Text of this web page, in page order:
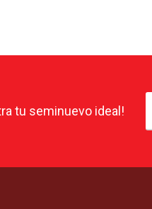
tu seminuevo ideal!